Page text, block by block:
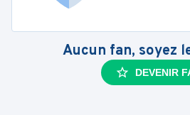
Aucun fan, soyez
DEVENIR